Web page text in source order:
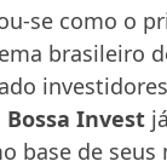
se como o
brasileiro
Bossa Invest
base de